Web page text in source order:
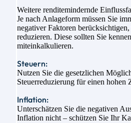
Weitere renditemindernde
Je nach Anlageform müssen Sie
negativer Faktoren
reduzieren. Diese sollten Sie
miteinkalkulieren.
Steuern:
Nutzen Sie die gesetzlichen
Steuerreduzierung für einen hohen
Inflation:
Unterschätzen Sie die negativen
Inflation nicht – schützen Sie Ihr